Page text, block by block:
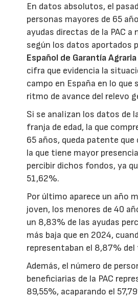
En datos absolutos, el
personas mayores de 65
ayudas directas de la PAC a
según los datos aportados
Español de Garantía Agraria
cifra que evidencia la
campo en España en lo que
ritmo de avance del relevo
Si se analizan los datos de
franja de edad, la que
65 años, queda patente
la que tiene mayor
percibir dichos fondos, ya
51,62%.
Por último aparece un año
joven, los menores de 40
un 8,83% de las ayudas
más baja que en 2024,
representaban el 8,87%
Además, el número de
beneficiarias de la PAC
89,55%, acaparando el